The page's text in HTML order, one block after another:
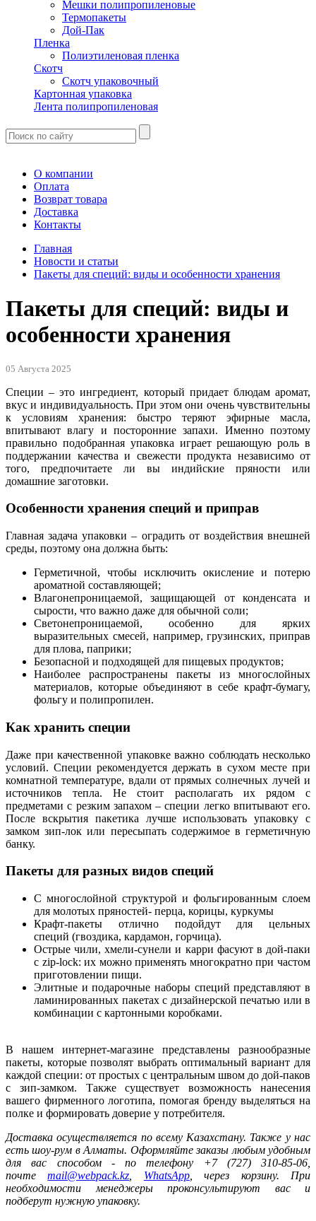
Мешки полипропиленовые
Термопакеты
Дой-Пак
Пленка
Полиэтиленовая пленка
Скотч
Скотч упаковочный
Картонная упаковка
Лента полипропиленовая
О компании
Оплата
Возврат товара
Доставка
Контакты
Главная
Новости и статьи
Пакеты для специй: виды и особенности хранения
Пакеты для специй: виды и
особенности хранения
05 Августа 2025
Специи – это ингредиент, который придает блюдам аромат,
вкус и индивидуальность. При этом они очень чувствительны
к условиям хранения: быстро теряют эфирные масла,
впитывают влагу и посторонние запахи. Именно поэтому
правильно подобранная упаковка играет решающую роль в
поддержании качества и свежести продукта независимо от
того, предпочитаете ли вы индийские пряности или
домашние заготовки.
Особенности хранения специй и приправ
Главная задача упаковки – оградить от воздействия внешней
среды, поэтому она должна быть:
Герметичной, чтобы исключить окисление и потерю
ароматной составляющей;
Влагонепроницаемой, защищающей от конденсата и
сырости, что важно даже для обычной соли;
Светонепроницаемой, особенно для ярких
выразительных смесей, например, грузинских, приправ
для плова, паприки;
Безопасной и подходящей для пищевых продуктов;
Наиболее распространены пакеты из многослойных
материалов, которые объединяют в себе крафт-бумагу,
фольгу и полипропилен.
Как хранить специи
Даже при качественной упаковке важно соблюдать несколько
условий. Специи рекомендуется держать в сухом месте при
комнатной температуре, вдали от прямых солнечных лучей и
источников тепла. Не стоит располагать их рядом с
предметами с резким запахом – специи легко впитывают его.
После вскрытия пакетика лучше использовать упаковку с
замком зип-лок или пересыпать содержимое в герметичную
банку.
Пакеты для разных видов специй
С многослойной структурой и фольгированным слоем
для молотых пряностей- перца, корицы, куркумы
Крафт-пакеты отлично подойдут для цельных
специй (гвоздика, кардамон, горчица).
Острые чили, хмели-сунели и карри фасуют в дой-паки
с zip-lock: их можно применять многократно при частом
приготовлении пищи.
Элитные и подарочные наборы специй представляют в
ламинированных пакетах с дизайнерской печатью или в
комбинации с картонными коробками.
В нашем интернет-магазине представлены разнообразные
пакеты, которые позволят выбрать оптимальный вариант для
каждой специи: от простых с центральным швом до дой-паков
с зип-замком. Также существует возможность нанесения
вашего фирменного логотипа, помогая бренду выделяться на
полке и формировать доверие у потребителя.
Доставка осуществляется по всему Казахстану. Также у нас
есть шоу-рум в Алматы. Оформляйте заказы любым удобным
для вас способом - по телефону +7 (727) 310-85-06,
почтеmail@webpack.kz WhatsApp, через корзину. При
необходимости менеджеры проконсультируют вас и
подберут нужную упаковку.